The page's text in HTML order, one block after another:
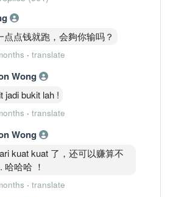
点点钱就跑，会夠你输吗？
· translate
Wong
jadi bukit lah !
· translate
Wong
kuat kuat 了，还可以赚算不
哈哈 ！
· translate